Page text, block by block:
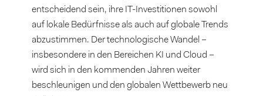
entscheidend sein, ihre IT-Investitionen sowohl
auf lokale Bedürfnisse als auch auf globale Trends
abzustimmen. Der technologische Wandel –
insbesondere in den Bereichen KI und Cloud –
wird sich in den kommenden Jahren weiter
beschleunigen und den globalen Wettbewerb neu